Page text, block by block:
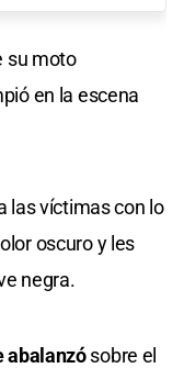
su moto
en la escena
las víctimas con lo
oscuro y les
negra.
abalanzósobre el